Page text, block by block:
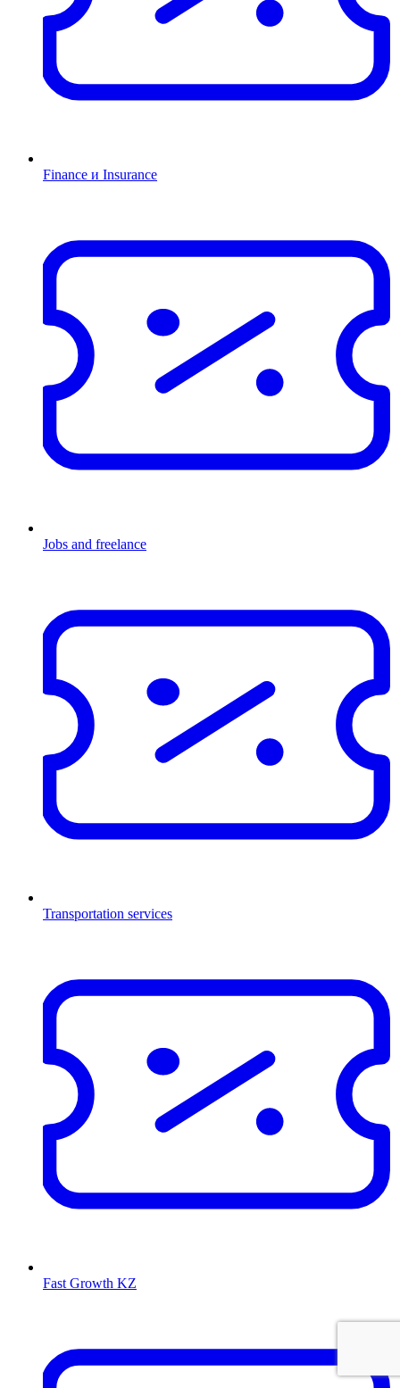
Finance и Insurance
Jobs and freelance
Transportation services
Fast Growth KZ